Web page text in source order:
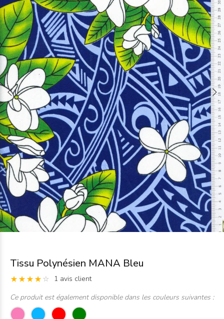
Tissu Polynésien MANA Bleu
1 avis client
Ce produit est également disponible dans les couleurs suivantes :